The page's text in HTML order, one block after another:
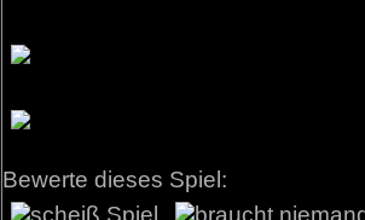
Bewerte dieses Spiel: